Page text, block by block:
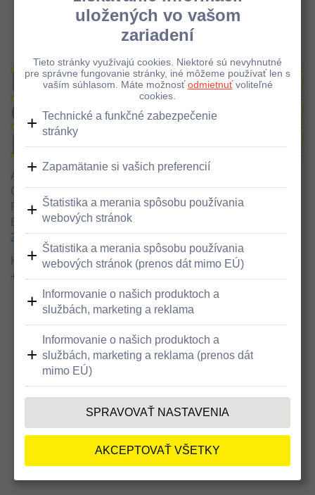
Pobočky a bankomaty - Detail
Bankomat vklad/výber,
OC DÚBRAWA, Pri
Hrubej lúke, Bratislava
Adresa
OC Dubrawa
Pri Hrubej lúke 2
Bratislava, 841 02
Zobraziť v google maps
Kontakty
+421800001100 +421800001100
Bezbariérový prístup